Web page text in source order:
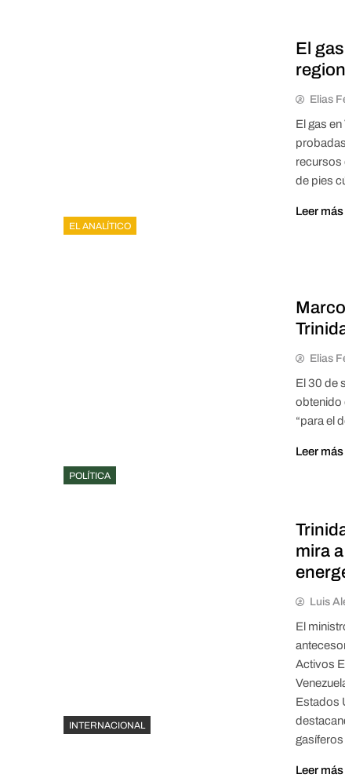
EL ANALÍTICO
El
Elias
El gas
recursos
de pies
Leer más
POLÍTICA
Elias
El 30 de
obtenido
“para el
Leer más
INTERNACIONAL
mira
Luis
El
Activos
Estados
Leer más